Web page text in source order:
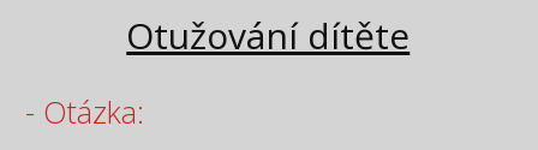
Otužování dítěte
- Otázka: